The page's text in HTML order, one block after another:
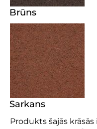
Brūns
Sarkans
Produkts šajās